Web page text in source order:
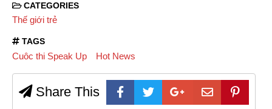
CATEGORIES
Thế giới trẻ
TAGS
Cuôc thi Speak Up Hot News
Share This